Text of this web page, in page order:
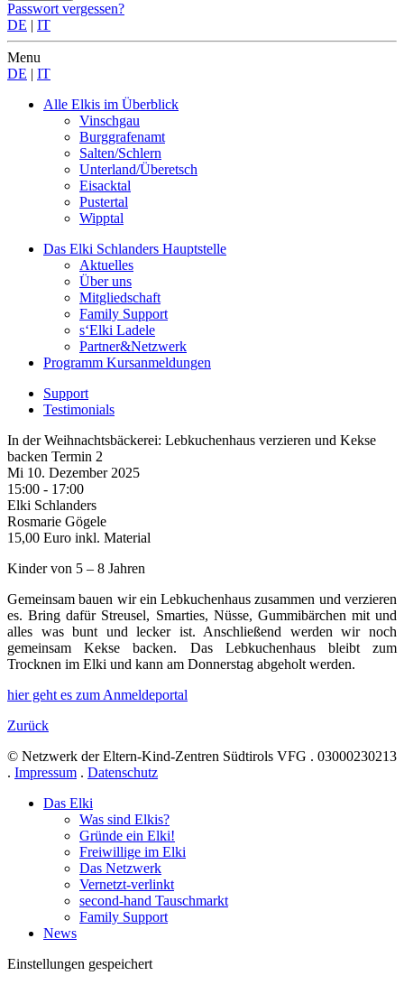
Passwort vergessen?
DE | IT
Menu
DE | IT
Alle Elkis im Überblick
Vinschgau
Burggrafenamt
Salten/Schlern
Unterland/Überetsch
Eisacktal
Pustertal
Wipptal
Das Elki Schlanders Hauptstelle
Aktuelles
Über uns
Mitgliedschaft
Family Support
s‘Elki Ladele
Partner&Netzwerk
Programm Kursanmeldungen
Support
Testimonials
In der Weihnachtsbäckerei: Lebkuchenhaus verzieren und Kekse
backen Termin 2
Mi 10. Dezember 2025
15:00 - 17:00
Elki Schlanders
Rosmarie Gögele
15,00 Euro inkl. Material
Kinder von 5 – 8 Jahren
Gemeinsam bauen wir ein Lebkuchenhaus zusammen und verzieren
es. Bring dafür Streusel, Smarties, Nüsse, Gummibärchen mit und
alles was bunt und lecker ist. Anschließend werden wir noch
gemeinsam Kekse backen. Das Lebkuchenhaus bleibt zum
Trocknen im Elki und kann am Donnerstag abgeholt werden.
hier geht es zum Anmeldeportal
Zurück
© Netzwerk der Eltern-Kind-Zentren Südtirols VFG . 03000230213
. Impressum . Datenschutz
Das Elki
Was sind Elkis?
Gründe ein Elki!
Freiwillige im Elki
Das Netzwerk
Vernetzt-verlinkt
second-hand Tauschmarkt
Family Support
News
Einstellungen gespeichert